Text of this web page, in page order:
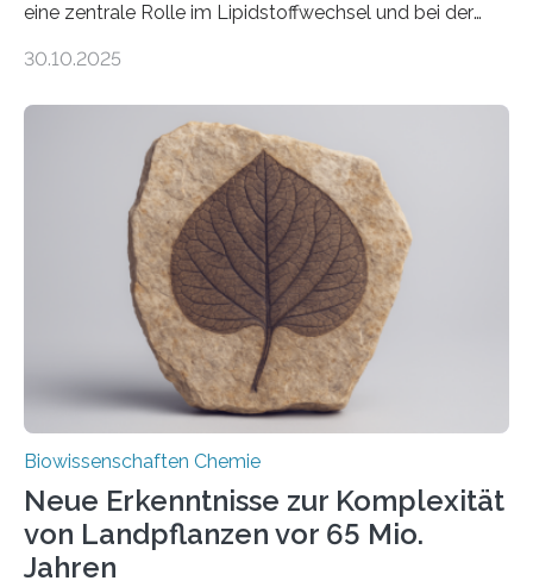
eine zentrale Rolle im Lipidstoffwechsel und bei der
erfüllen können, müssen zahlreiche Enzyme präzise in
der Ruhr-Universität Bochum um Prof. Dr. Ralf Erdmann
und Dr. Ismaila Francis Yusuf hat nun einen bislang
unbekannten Qualitätskontrollmechanismus des
peroxisomalen Proteintransports in der Bäckerhefe
Saccharomyces cerevisiae entdeckt, der für die
Funktionsfähigkeit der Organellen entscheidend ist. Die
Studie wurde am 28. Oktober 2025 in der
Fachzeitschrift…
30.10.2025
Biowissenschaften Chemie
Neue Erkenntnisse zur Komplexität
von Landpflanzen vor 65 Mio.
Jahren